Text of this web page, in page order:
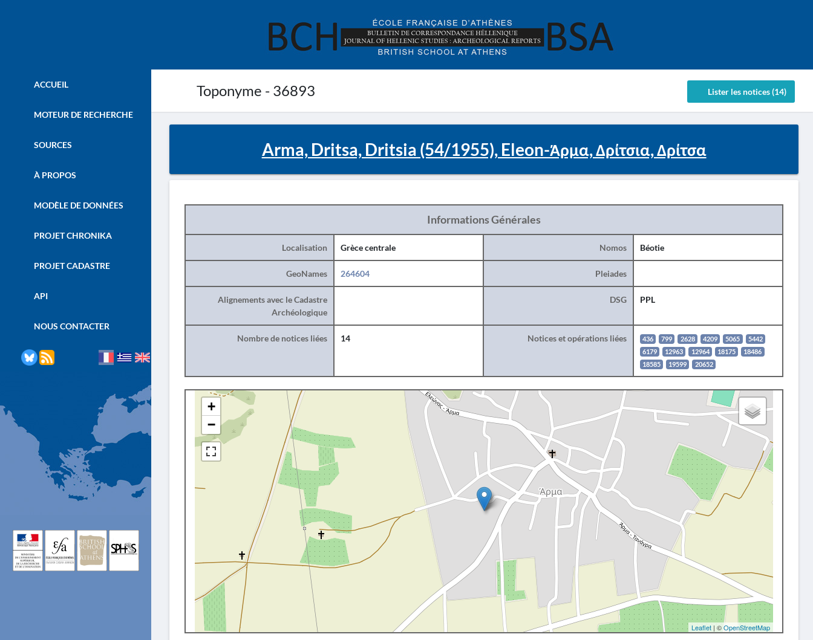
Toponyme - 36893 Lister les notices (14)
ACCUEIL
MOTEUR DE RECHERCHE
SOURCES
À PROPOS
MODÈLE DE DONNÉES
PROJET CHRONIKA
PROJET CADASTRE
API
NOUS CONTACTER
Arma, Dritsa, Dritsia (54/1955), Eleon-Άρμα, Δρίτσια, Δρίτσα
Informations Générales
Localisation Grèce centrale Nomos Béotie
GeoNames 264604 Pleiades
Alignements avec le Cadastre
Archéologique
DSG PPL
Nombre de notices liées 14 Notices et opérations liées 436 799 2628 4209 5065
5442
6179
12963 12964 18175
18486
18585
19599 20652
+
−
Leaflet | ©OpenStreetMap